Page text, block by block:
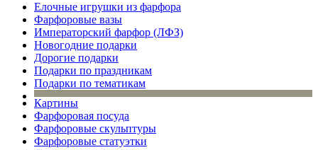
Елочные игрушки из фарфора
Фарфоровые вазы
Императорский фарфор (ЛФЗ)
Новогодние подарки
Дорогие подарки
Подарки по праздникам
Подарки по тематикам
Картины
Фарфоровая посуда
Фарфоровые скульптуры
Фарфоровые статуэтки